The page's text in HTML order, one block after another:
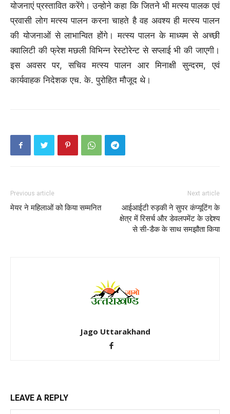
योजनाएं प्रस्तावित करेंगे। उन्होने कहा कि जितने भी मत्स्य पालक एवं
प्रवासी लोग मत्स्य पालन करना चाहते है वह अवश्य ही मत्स्य पालन
की योजनाओं से लाभान्वित होंगे। मत्स्य पालन के माध्यम से अच्छी
क्वालिटी की फ्रेश मछली विभिन्न रेस्टोरेन्ट से सप्लाई भी की जाएगी।
इस अवसर पर, सचिव मत्स्य पालन आर मिनाक्षी सुन्दरम, एवं
कार्यवाहक निदेशक एच. के. पुरोहित मौजूद थे।
Previous article
मेयर ने महिलाओं को किया सम्मनित
Next article
आईआईटी रुड़की ने सुपर कंप्यूटिंग के
क्षेत्र में रिसर्च और डेवलपमेंट के उद्देश्य
से सी-डैक के साथ समझौता किया
Jago Uttarakhand
LEAVE A REPLY